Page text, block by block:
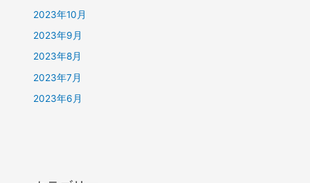
2023年10月
2023年9月
2023年8月
2023年7月
2023年6月